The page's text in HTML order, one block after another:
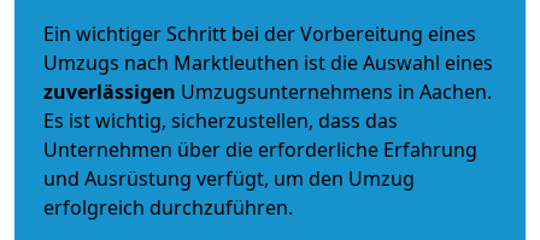
Ein wichtiger Schritt bei der Vorbereitung eines
Umzugs nach Marktleuthen ist die Auswahl eines
zuverlässigen Umzugsunternehmens in Aachen.
Es ist wichtig, sicherzustellen, dass das
Unternehmen über die erforderliche Erfahrung
und Ausrüstung verfügt, um den Umzug
erfolgreich durchzuführen.